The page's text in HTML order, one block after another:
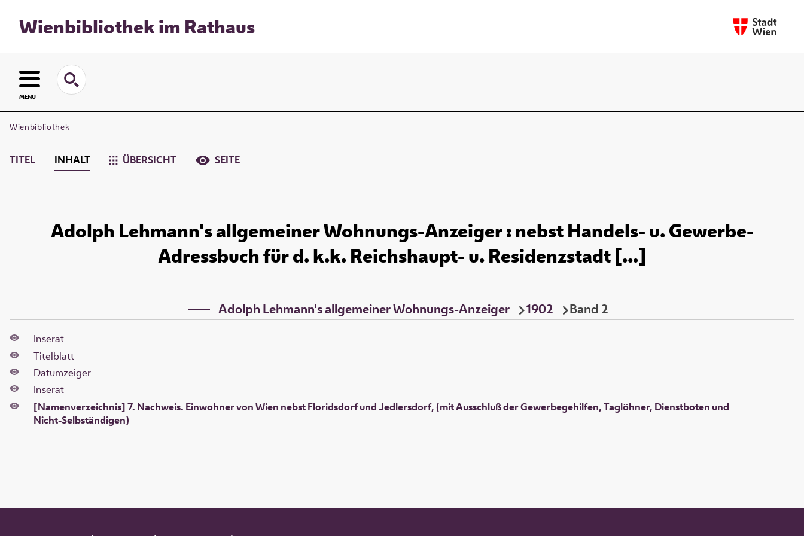
Wienbibliothek im Rathaus
MENU
Wienbibliothek
TITEL INHALT ÜBERSICHT SEITE
Adolph Lehmann's allgemeiner Wohnungs-Anzeiger : nebst Handels- u. Gewerbe-
Adressbuch für d. k.k. Reichshaupt- u. Residenzstadt [...]
Adolph Lehmann's allgemeiner Wohnungs-Anzeiger 1902 Band 2
Inserat
Titelblatt
Datumzeiger
Inserat
[Namenverzeichnis] 7. Nachweis. Einwohner von Wien nebst Floridsdorf und Jedlersdorf, (mit Ausschluß der Gewerbegehilfen, Taglöhner, Dienstboten und
Nicht-Selbständigen)